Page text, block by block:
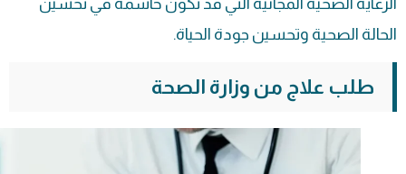
الحالة الصحية وتحسين جودة الحياة.
طلب علاج من وزارة الصحة